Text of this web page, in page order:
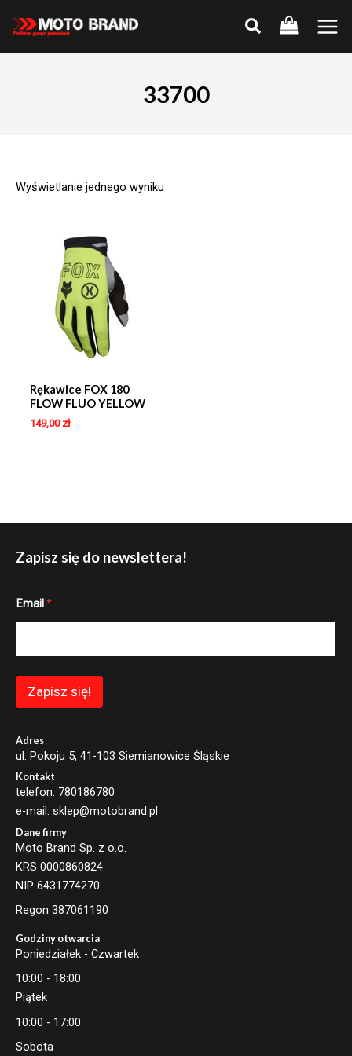
Main
33700
Wyświetlanie jednego wyniku
Rękawice FOX 180
FLOW FLUO YELLOW
149,00 zł
Zapisz się do newslettera!
m
*
Email *
Zapisz się!
Adres
ul. Pokoju 5, 41-103 Siemianowice Śląskie
Kontakt
telefon: 780186780
e-mail: sklep@motobrand.pl
Dane firmy
Moto Brand Sp. z o.o.
KRS 0000860824
NIP 6431774270
Regon 387061190
Godziny otwarcia
Poniedziałek - Czwartek
10:00 - 18:00
Piątek
10:00 - 17:00
Sobota